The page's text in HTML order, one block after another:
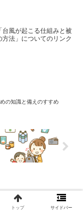
風が起こる仕組みと被
法」についてのリンク
の知識と備えのすすめ
トップ サイドバー